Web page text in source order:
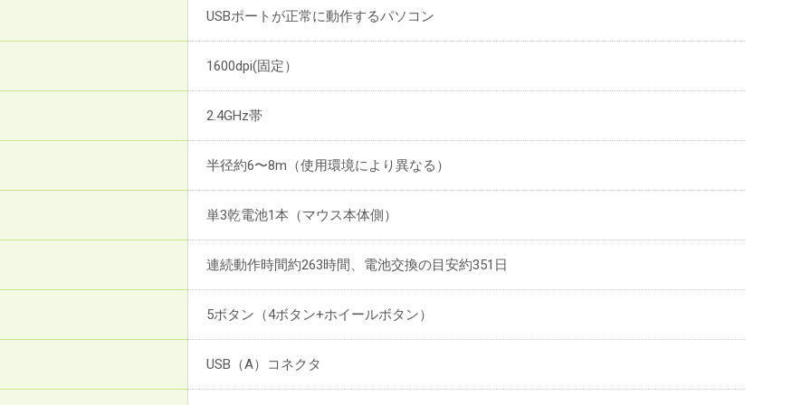
USBポートが正常に動作するパソコン
1600dpi(固定）
2.4GHz帯
半径約6〜8m（使用環境により異なる）
単3乾電池1本（マウス本体側）
連続動作時間約263時間、電池交換の目安約351日
5ボタン（4ボタン+ホイールボタン）
USB（A）コネクタ